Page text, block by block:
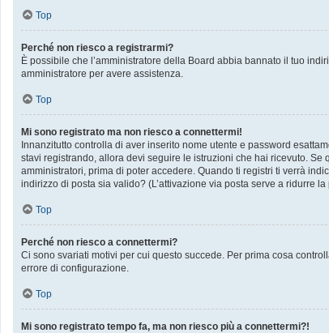
Top
Perché non riesco a registrarmi?
È possibile che l’amministratore della Board abbia bannato il tuo
amministratore per avere assistenza.
Top
Mi sono registrato ma non riesco a connettermi!
Innanzitutto controlla di aver inserito nome utente e password
stavi registrando, allora devi seguire le istruzioni che hai ricevuto.
amministratori, prima di poter accedere. Quando ti registri ti verrà
indirizzo di posta sia valido? (L’attivazione via posta serve a ridurre
Top
Perché non riesco a connettermi?
Ci sono svariati motivi per cui questo succede. Per prima cosa
errore di configurazione.
Top
Mi sono registrato tempo fa, ma non riesco più a connettermi?!